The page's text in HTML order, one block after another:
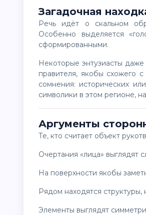
Загадочная
Речь идёт о скальном образовании, внешне напоминающем знаменитого египетского Сфинкса.
Особенно выделяется
сформированными.
Некоторые энтузиасты даже предполагают, что это может быть стилизованное изображение древнего
правителя, якобы схожего
сомнения: исторических
символики в этом регионе,
Аргументы
Те, кто считает объект
очертания «лица»
на поверхности якобы
рядом находятся
элементы выглядят